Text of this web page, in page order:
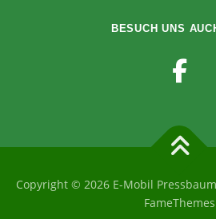
BESUCH UNS
Copyright © 2026 E-Mobil Pressbaum
FameThemes